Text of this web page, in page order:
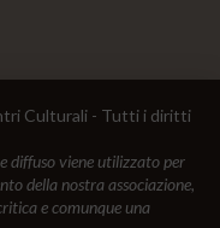
Culturali - Tutti i diritti
diffuso viene utilizzato per
della nostra associazione,
e comunque una